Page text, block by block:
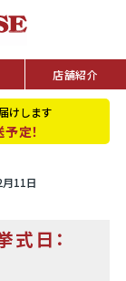
店舗紹介
けします
定！
月11日
式日：